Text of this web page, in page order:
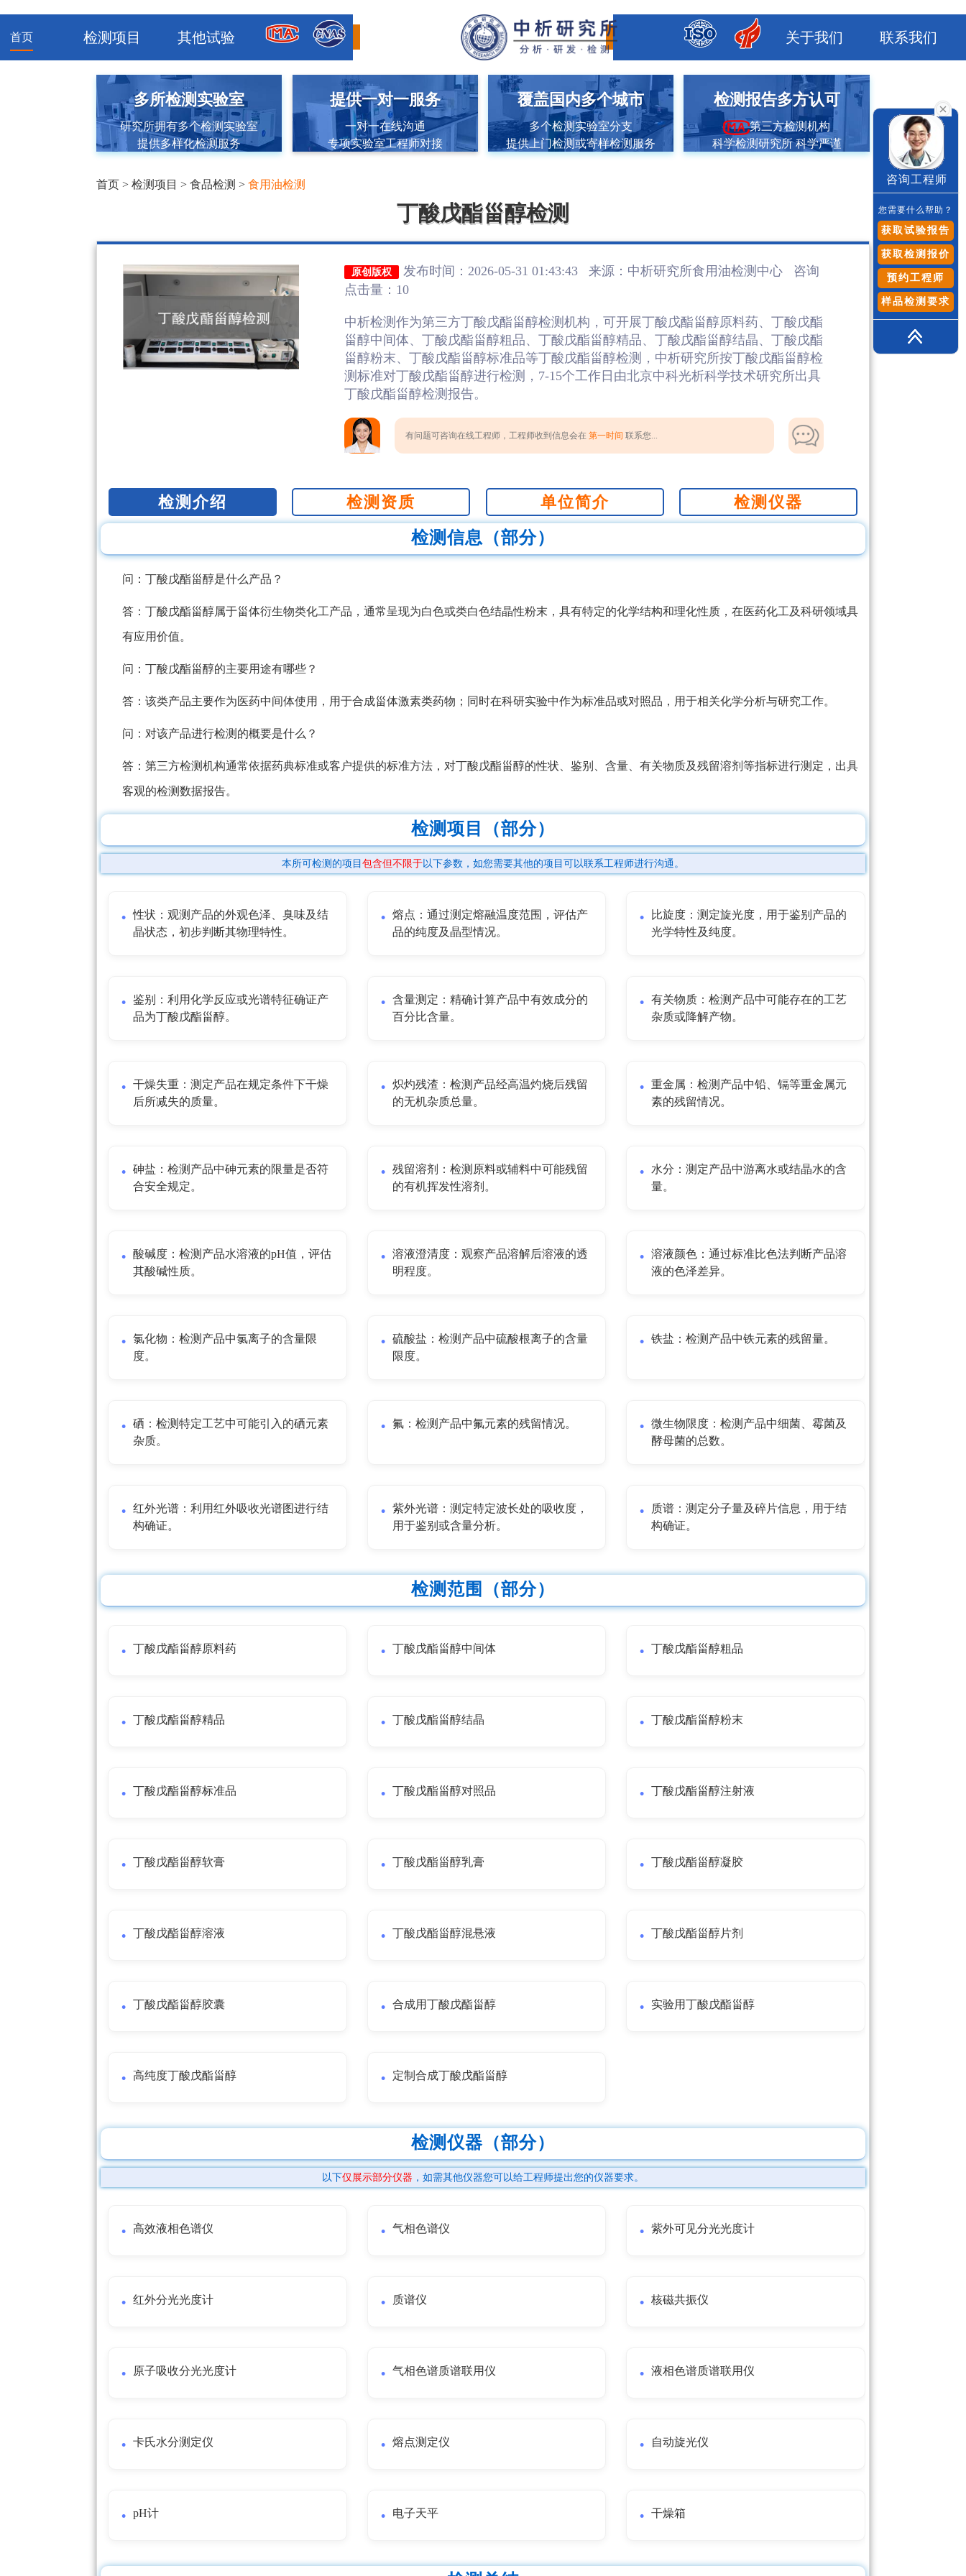
首页 检测项目 其他试验 关于我们 联系我们
多所检测实验室
研究所拥有多个检测实验室
提供多样化检测服务
提供一对一服务
一对一在线沟通
专项实验室工程师对接
覆盖国内多个城市
多个检测实验室分支
提供上门检测或寄样检测服务
检测报告多方认可
第三方检测机构
科学检测研究所 科学严谨
首页 >检测项目 >食品检测 >食用油检测
丁酸戊酯甾醇检测
原创版权 发布时间：2026-05-31 01:43:43 来源： 中析研究所食用油检测 中心 咨询
点击量：10
中析检测作为第三方丁酸戊酯甾醇检测机构，可开展丁酸戊酯甾醇原料药、丁酸戊酯
甾醇中间体、丁酸戊酯甾醇粗品、丁酸戊酯甾醇精品、丁酸戊酯甾醇结晶、丁酸戊酯
甾醇粉末、丁酸戊酯甾醇标准品等丁酸戊酯甾醇检测，中析研究所按丁酸戊酯甾醇检
测标准对丁酸戊酯甾醇进行检测，7-15个工作日由北京中科光析科学技术研究所出具
丁酸戊酯甾醇检测报告。
有问题可咨询在线工程师，工程师收到信息会在 第一时间 联系您...
检测介绍 检测资质 单位简介 检测仪器
检测信息（部分）
问：丁酸戊酯甾醇是什么产品？
答：丁酸戊酯甾醇属于甾体衍生物类化工产品，通常呈现为白色或类白色结晶性粉末，具有特定的化学结构和理化性质，在医药化工及科研领域具
有应用价值。
问：丁酸戊酯甾醇的主要用途有哪些？
答：该类产品主要作为医药中间体使用，用于合成甾体激素类药物；同时在科研实验中作为标准品或对照品，用于相关化学分析与研究工作。
问：对该产品进行检测的概要是什么？
答：第三方检测机构通常依据药典标准或客户提供的标准方法，对丁酸戊酯甾醇的性状、鉴别、含量、有关物质及残留溶剂等指标进行测定，出具
客观的检测数据报告。
检测项目（部分）
本所可检测的项目 包含但不限于以下参数，如您需要其他的项目可以联系工程师进行沟通。
性状：观测产品的外观色泽、臭味及结
晶状态，初步判断其物理特性。
熔点：通过测定熔融温度范围，评估产
品的纯度及晶型情况。
比旋度：测定旋光度，用于鉴别产品的
光学特性及纯度。
鉴别：利用化学反应或光谱特征确证产
品为丁酸戊酯甾醇。
含量测定：精确计算产品中有效成分的
百分比含量。
有关物质：检测产品中可能存在的工艺
杂质或降解产物。
干燥失重：测定产品在规定条件下干燥
后所减失的质量。
炽灼残渣：检测产品经高温灼烧后残留
的无机杂质总量。
重金属：检测产品中铅、镉等重金属元
素的残留情况。
砷盐：检测产品中砷元素的限量是否符
合安全规定。
残留溶剂：检测原料或辅料中可能残留
的有机挥发性溶剂。
水分：测定产品中游离水或结晶水的含
量。
酸碱度：检测产品水溶液的pH值，评估
其酸碱性质。
溶液澄清度：观察产品溶解后溶液的透
明程度。
溶液颜色：通过标准比色法判断产品溶
液的色泽差异。
氯化物：检测产品中氯离子的含量限
度。
硫酸盐：检测产品中硫酸根离子的含量
限度。
铁盐：检测产品中铁元素的残留量。
硒：检测特定工艺中可能引入的硒元素
杂质。
氟：检测产品中氟元素的残留情况。
微生物限度：检测产品中细菌、霉菌及
酵母菌的总数。
红外光谱：利用红外吸收光谱图进行结
构确证。
紫外光谱：测定特定波长处的吸收度，
用于鉴别或含量分析。
质谱：测定分子量及碎片信息，用于结
构确证。
检测范围（部分）
丁酸戊酯甾醇原料药 丁酸戊酯甾醇中间体 丁酸戊酯甾醇粗品
丁酸戊酯甾醇精品 丁酸戊酯甾醇结晶 丁酸戊酯甾醇粉末
丁酸戊酯甾醇标准品 丁酸戊酯甾醇对照品 丁酸戊酯甾醇注射液
丁酸戊酯甾醇软膏 丁酸戊酯甾醇乳膏 丁酸戊酯甾醇凝胶
丁酸戊酯甾醇溶液 丁酸戊酯甾醇混悬液 丁酸戊酯甾醇片剂
丁酸戊酯甾醇胶囊 合成用丁酸戊酯甾醇 实验用丁酸戊酯甾醇
高纯度丁酸戊酯甾醇 定制合成丁酸戊酯甾醇
检测仪器（部分）
以下仅展示部分仪器 ，如需其他仪器您可以给工程师提出您的仪器要求。
高效液相色谱仪 气相色谱仪 紫外可见分光光度计
红外分光光度计 质谱仪 核磁共振仪
原子吸收分光光度计 气相色谱质谱联用仪 液相色谱质谱联用仪
卡氏水分测定仪 熔点测定仪 自动旋光仪
pH计 电子天平 干燥箱
咨询工程师
您需要什么帮助？
获取试验报告
获取检测报价
预约工程师
样品检测要求